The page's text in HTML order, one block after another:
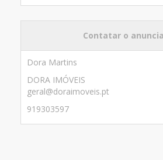
Contatar o
Dora Martins
DORA IMÓVEIS
geral@doraimoveis.pt
919303597